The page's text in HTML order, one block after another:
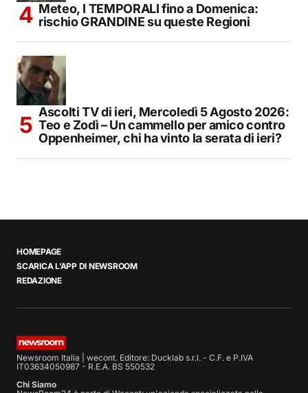
Meteo, I TEMPORALI fino a Domenica:
rischio GRANDINE su queste Regioni
Ascolti TV di ieri, Mercoledì 5 Agosto 2026:
Teo e Zodì – Un cammello per amico contro
Oppenheimer, chi ha vinto la serata di ieri?
HOMEPAGE
SCARICA L’APP DI NEWSROOM
REDAZIONE
Newsroom Italia | wecont. Editore: Ducklab s.r.l. - C.F. e P.IVA
IT03634050987 - R.E.A. BS 550532
Chi Siamo